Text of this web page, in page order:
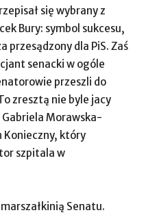
się wybrany z
Bury: symbol sukcesu,
przesądzony dla PiS. Zaś
senacki w ogóle
przeszli do
zresztą nie byle jacy
Morawska-
Konieczny, który
szpitala w
Senatu.